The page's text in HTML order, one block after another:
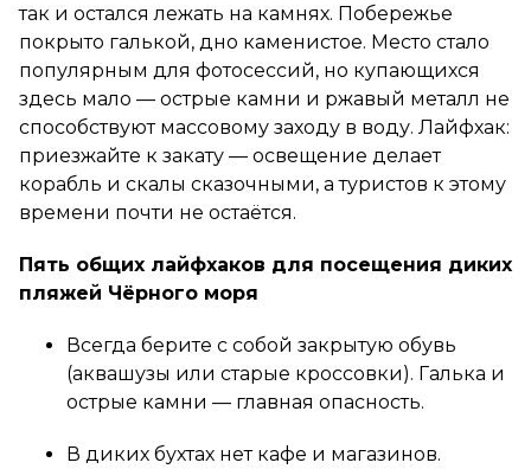
так и остался лежать на камнях. Побережье
покрыто галькой, дно каменистое. Место стало
популярным для фотосессий, но купающихся
здесь мало — острые камни и ржавый металл не
способствуют массовому заходу в воду. Лайфхак:
приезжайте к закату — освещение делает
корабль и скалы сказочными, а туристов к этому
времени почти не остаётся.
Пять общих лайфхаков для посещения диких
пляжей Чёрного моря
Всегда берите с собой закрытую обувь
(аквашузы или старые кроссовки). Галька и
острые камни — главная опасность.
В диких бухтах нет кафе и магазинов.